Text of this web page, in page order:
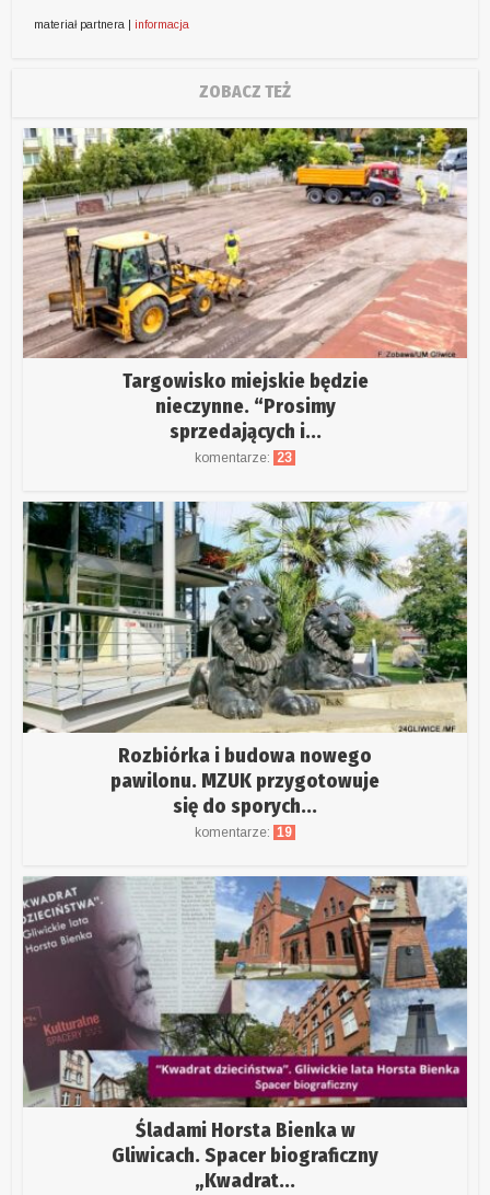
materiał partnera | informacja
ZOBACZ TEŻ
Targowisko miejskie będzie
nieczynne. “Prosimy
sprzedających i...
komentarze: 23
Rozbiórka i budowa nowego
pawilonu. MZUK przygotowuje
się do sporych...
komentarze: 19
Śladami Horsta Bienka w
Gliwicach. Spacer biograficzny
„Kwadrat...